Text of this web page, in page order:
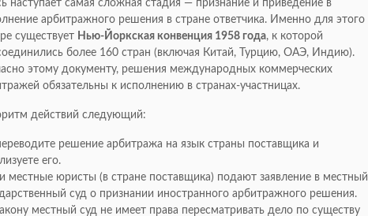
наступает самая сложная стадия — признание и приведение в
арбитражного решения в стране ответчика. Именно для этого
существует Нью-Йоркская конвенция 1958 года, к которой
более 160 стран (включая Китай, Турцию, ОАЭ, Индию).
этому документу, решения международных коммерческих
обязательны к исполнению в странах-участницах.
действий следующий:
решение арбитража на язык страны поставщика и
его.
местные юристы (в стране поставщика) подают заявление в местный
суд о признании иностранного арбитражного решения.
местный суд не имеет права пересматривать дело по существу